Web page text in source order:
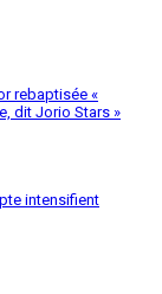
rebaptisée «
dit Jorio Stars »
intensifient